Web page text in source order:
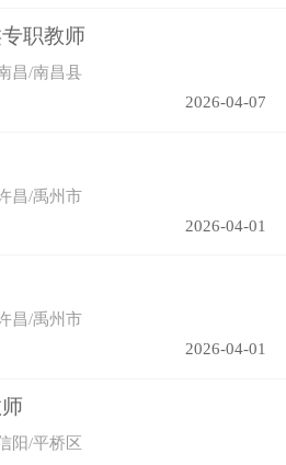
职教师
昌/南昌县
2026-04-07
昌/禹州市
2026-04-01
昌/禹州市
2026-04-01
阳/平桥区